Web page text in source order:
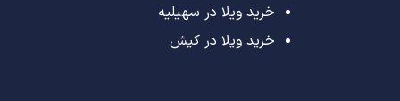
خرید ویلا در سهیلیه
خرید ویلا در کیش